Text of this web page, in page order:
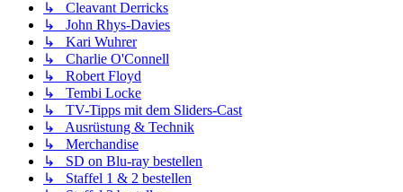
↳ Cleavant Derricks
↳ John Rhys-Davies
↳ Kari Wuhrer
↳ Charlie O'Connell
↳ Robert Floyd
↳ Tembi Locke
↳ TV-Tipps mit dem Sliders-Cast
↳ Ausrüstung & Technik
↳ Merchandise
↳ SD on Blu-ray bestellen
↳ Staffel 1 & 2 bestellen